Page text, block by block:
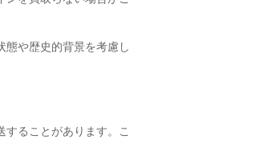
態や歴史的背景を考慮し
ることがあります。こ